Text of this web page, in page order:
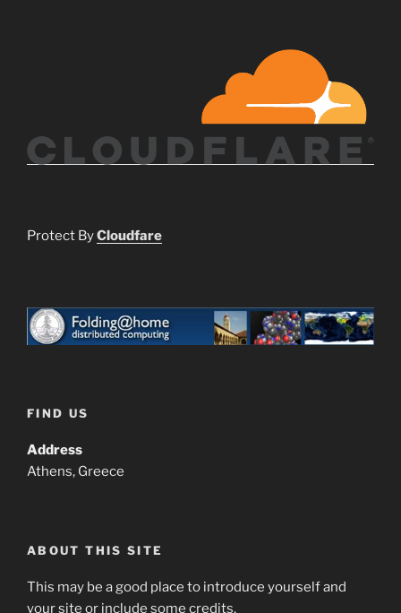
Protect ByCloudfare
FIND US
Address
Athens, Greece
ABOUT THIS SITE
This may be a good place to introduce yourself and
your site or include some credits.